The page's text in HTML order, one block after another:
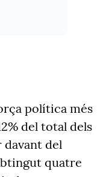
política més
del total dels
del
quatre